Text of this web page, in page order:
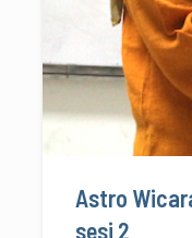
Astro
sesi 2